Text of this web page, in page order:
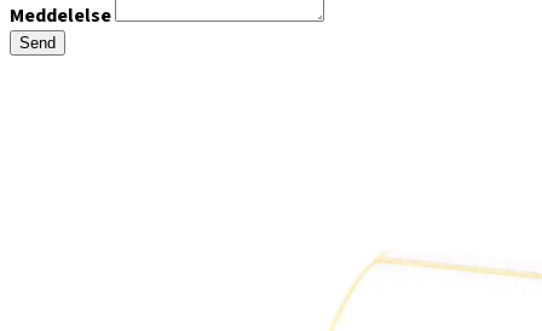
Meddelelse
Send